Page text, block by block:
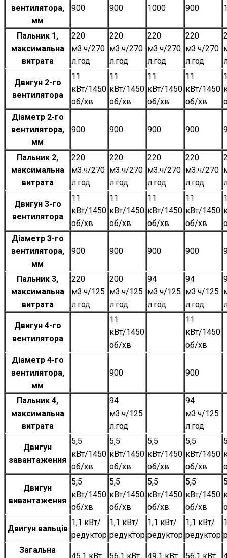
вентилятора,
мм
900 900 1000 900
Пальник 1,
максимальна
витрата
220
м3.ч/270
л.год
220
м3.ч/270
л.год
220
м3.ч/270
л.год
220
м3.ч/270
л.год
Двигун 2-го
вентилятора
11
кВт/1450
об/хв
11
кВт/1450
об/хв
11
кВт/1450
об/хв
11
кВт/1450
об/хв
Діаметр 2-го
вентилятора,
мм
900 900 900 900
Пальник 2,
максимальна
витрата
220
м3.ч/270
л.год
220
м3.ч/270
л.год
220
м3.ч/270
л.год
220
м3.ч/270
л.год
Двигун 3-го
вентилятора
11
кВт/1450
об/хв
11
кВт/1450
об/хв
11
кВт/1450
об/хв
11
кВт/1450
об/хв
Діаметр 3-го
вентилятора,
мм
900 900 900 900
Пальник 3,
максимальна
витрата
220
м3.ч/125
л.год
200
м3.ч/125
л.год
94
м3.ч/125
л.год
94
м3.ч/125
л.год
Двигун 4-го
вентилятора
11
кВт/1450
об/хв
11
кВт/1450
об/хв
Діаметр 4-го
вентилятора,
мм
900 900
Пальник 4,
максимальна
витрата
94
м3.ч/125
л.год
94
м3.ч/125
л.год
Двигун
завантаження
5,5
кВт/1450
об/хв
5,5
кВт/1450
об/хв
5,5
кВт/1450
об/хв
5,5
кВт/1450
об/хв
Двигун
вивантаження
5,5
кВт/1450
об/хв
5,5
кВт/1450
об/хв
5,5
кВт/1450
об/хв
5,5
кВт/1450
об/хв
Двигун вальців
1,1 кВт/
редуктор
1,1 кВт/
редуктор
1,1 кВт/
редуктор
1,1 кВт/
редуктор
Загальна